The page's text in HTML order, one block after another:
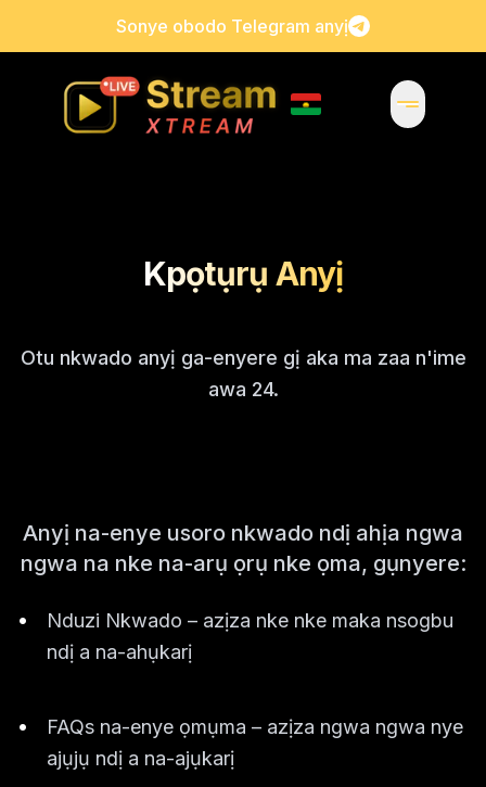
Sonye obodo Telegram anyị
Kpọtụrụ Anyị
Otu nkwado anyị ga-enyere gị aka ma zaa n'ime
awa 24.
Anyị na-enye usoro nkwado ndị ahịa ngwa
ngwa na nke na-arụ ọrụ nke ọma, gụnyere:
•
Nduzi Nkwado – azịza nke nke maka nsogbu
ndị a na-ahụkarị
•
FAQs na-enye ọmụma – azịza ngwa ngwa nye
ajụjụ ndị a na-ajụkarị